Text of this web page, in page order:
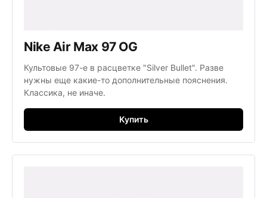
Nike Air Max 97 OG
Культовые 97-е в расцветке "Silver Bullet". Разве
нужны еще какие-то дополнительные пояснения.
Классика, не иначе.
Купить